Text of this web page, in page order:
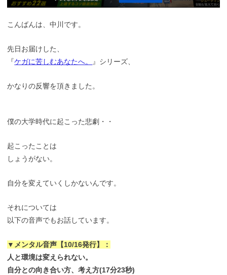
こんばんは、中川です。
先日お届けした、
『ケガに苦しむあなたへ。 』シリーズ、
かなりの反響を頂きました。
僕の大学時代に起こった悲劇・・
起こったことは
しょうがない。
自分を変えていくしかないんです。
それについては
以下の音声でもお話しています。
▼メンタル音声【10/16発行】：
人と環境は変えられない。
自分との向き合い方、考え方(17分23秒)